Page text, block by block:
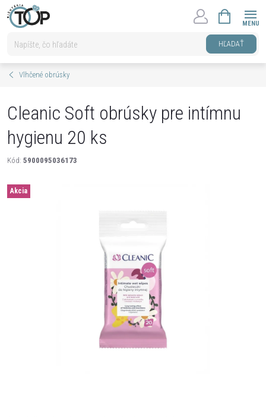
Prejsť
na
HĽADAŤ
KOŠÍK
Vlhčené obrúsky
Cleanic Soft obrúsky pre intímnu
hygienu 20 ks
Kód: 5900095036173
Akcia